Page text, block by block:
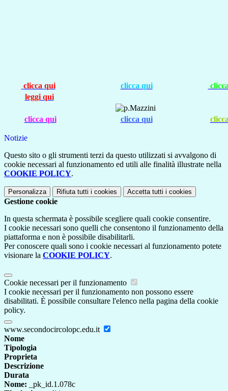
clicca qui clicca qui
leggi qui
clicca qui clicca qui
Notizie
Questo sito o gli strumenti terzi da questo utilizzati si avvalgono di
cookie necessari al funzionamento ed utili alle finalità illustrate nella
COOKIE POLICY.
Personalizza Rifiuta tutti i cookies Accetta tutti i cookies
Gestione cookie
In questa schermata è possibile scegliere quali cookie consentire.
I cookie necessari sono quelli che consentono il funzionamento della
piattaforma e non è possibile disabilitarli.
Per conoscere quali sono i cookie necessari al funzionamento potete
visionare la COOKIE POLICY.
Cookie necessari per il funzionamento
I cookie necessari per il funzionamento non possono essere
disabilitati. È possibile consultare l'elenco nella pagina della cookie
policy.
www.secondocircolopc.edu.it
Nome
Tipologia
Proprieta
Descrizione
Durata
Nome: _pk_id.1.078c